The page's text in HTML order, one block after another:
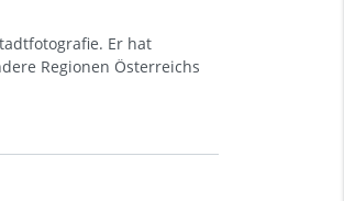
Er hat
Regionen Österreichs